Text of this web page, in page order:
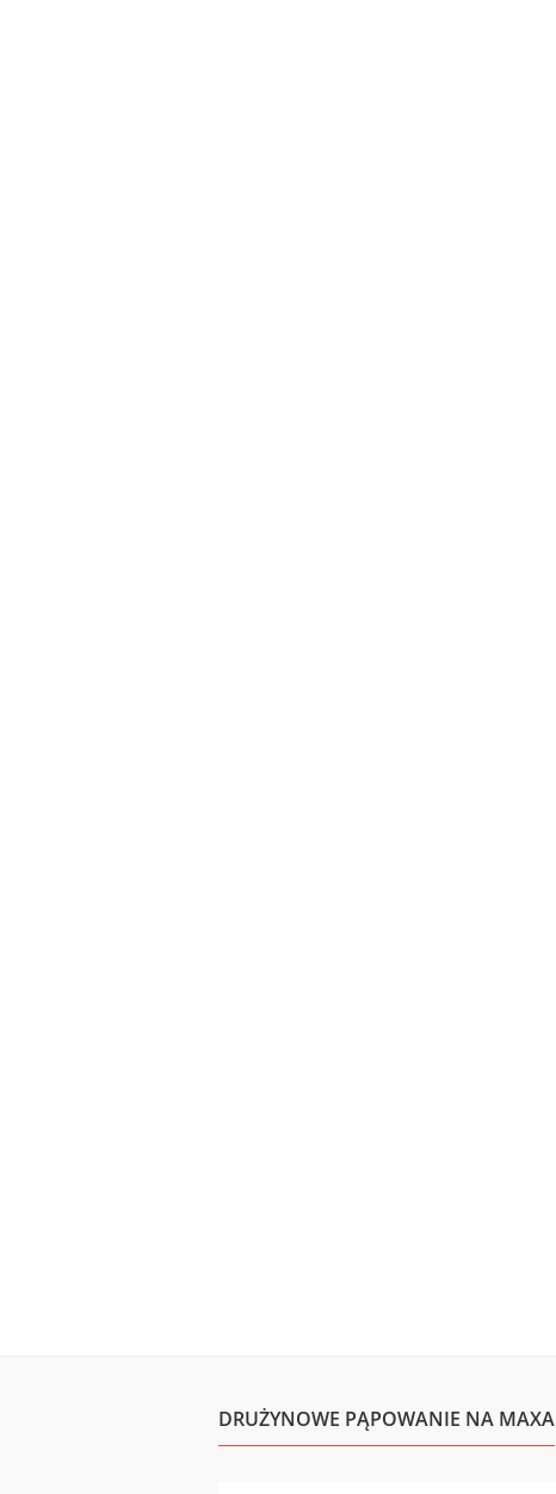
DRUŻYNOWE PĄPOWANIE NA MAXA